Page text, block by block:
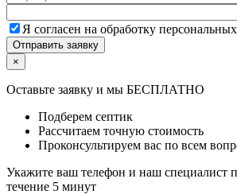
Я согласен на обработку
×
Оставьте заявку и мы БЕСПЛАТНО
Подберем септик
Рассчитаем точную стоимость
Проконсультируем вас по всем
Укажите ваш телефон и наш специалист
течение 5 минут